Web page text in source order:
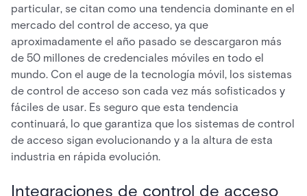
particular, se citan como una tendencia dominante en el
mercado del control de acceso, ya que
aproximadamente el año pasado se descargaron más
de 50 millones de credenciales móviles en todo el
mundo. Con el auge de la tecnología móvil, los sistemas
de control de acceso son cada vez más sofisticados y
fáciles de usar. Es seguro que esta tendencia
continuará, lo que garantiza que los sistemas de control
de acceso sigan evolucionando y a la altura de esta
industria en rápida evolución.
Integraciones de control de acceso